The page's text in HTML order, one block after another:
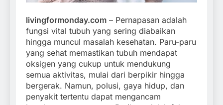
livingformonday.com – Pernapasan adalah
fungsi vital tubuh yang sering diabaikan
hingga muncul masalah kesehatan. Paru-paru
yang sehat memastikan tubuh mendapat
oksigen yang cukup untuk mendukung
semua aktivitas, mulai dari berpikir hingga
bergerak. Namun, polusi, gaya hidup, dan
penyakit tertentu dapat mengancam